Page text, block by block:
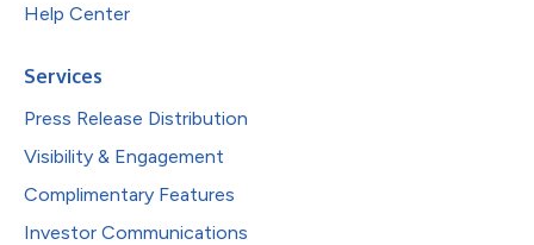
Help Center
Services
Press Release Distribution
Visibility & Engagement
Complimentary Features
Investor Communications